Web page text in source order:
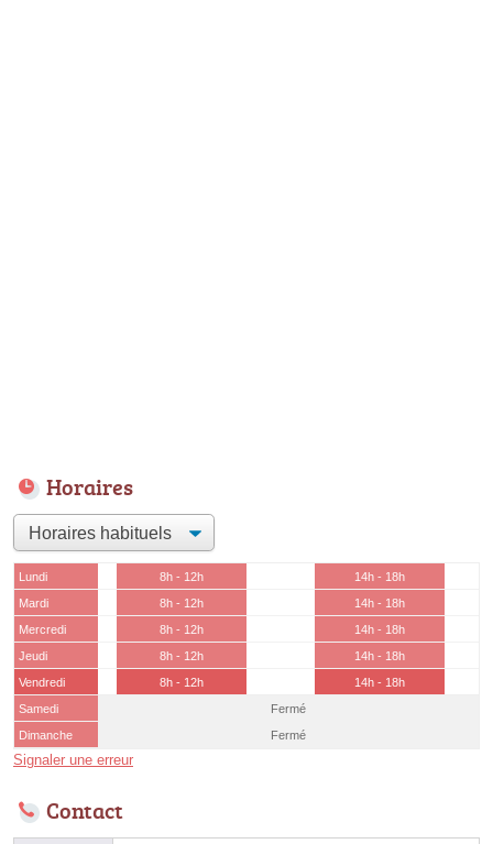
Horaires
Lundi 8h - 12h
14h - 18h
Mardi
8h - 12h
14h - 18h
Mercredi
8h - 12h
14h - 18h
Jeudi
8h - 12h
14h - 18h
Vendredi
8h - 12h
14h - 18h
Samedi
Fermé
Dimanche
Fermé
Signaler une erreur
Contact